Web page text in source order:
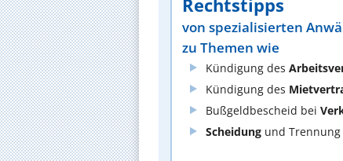
Rechtstipps
von spezialisierten
zu Themen wie
Kündigung des
Kündigung des
Bußgeldbescheid bei
Scheidung und Trennung